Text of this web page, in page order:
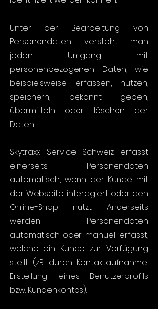
Unter der Bearbeitung von
Personendaten versteht man
jeden Umgang mit
personenbezogenen Daten, wie
beispielsweise erfassen, nutzen,
speichern, bekannt geben,
übermitteln oder löschen der
Daten.
Skytraxx Service Schweiz erfasst
einerseits Personendaten
automatisch, wenn der Kunde mit
der Webseite interagiert oder den
Online-Shop nutzt. Anderseits
werden Personendaten
automatisch oder manuell erfasst,
welche ein Kunde zur Verfügung
stellt (z.B. durch Kontaktaufnahme,
Erstellung eines Benutzerprofils
bzw. Kundenkontos).